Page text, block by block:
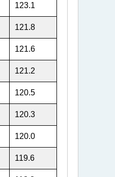
123.1
121.8
121.6
121.2
120.5
120.3
120.0
119.6